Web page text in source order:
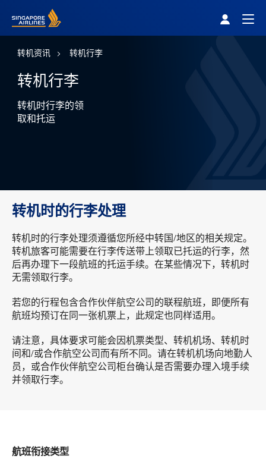
转机资讯 转机行李
转机行李
转机时行李的领
取和托运
转机时的行李处理
转机时的行李处理须遵循您所经中转国/地区的相关规定。
转机旅客可能需要在行李传送带上领取已托运的行李，然
后再办理下一段航班的托运手续。在某些情况下，转机时
无需领取行李。
若您的行程包含合作伙伴航空公司的联程航班，即便所有
航班均预订在同一张机票上，此规定也同样适用。
请注意，具体要求可能会因机票类型、转机机场、转机时
间和/或合作航空公司而有所不同。请在转机机场向地勤人
员，或合作伙伴航空公司柜台确认是否需要办理入境手续
并领取行李。
航班衔接类型